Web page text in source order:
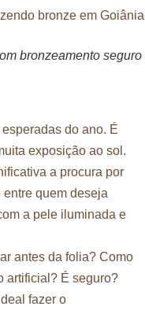
bronzeamento seguro
do ano. É
exposição ao sol.
a procura por
quem deseja
a pele iluminada e
antes da folia? Como
artificial? É seguro?
fazer o